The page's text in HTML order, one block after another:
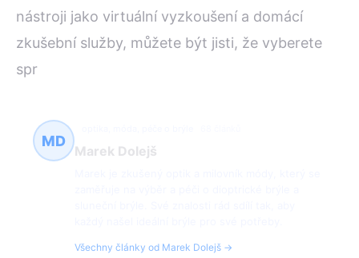
nástroji jako virtuální vyzkoušení a domácí
zkušební služby, můžete být jisti, že vyberete
spr
MD
Marek Dolejš
Všechny články od Marek Dolejš →